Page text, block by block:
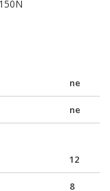
ne
ne
12
8